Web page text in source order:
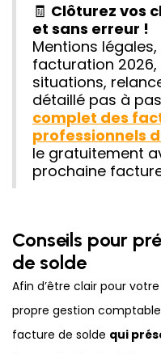
🧾 Clôturez vos
et sans erreur !
Mentions
facturation
situations,
détaillé pas à
complet des
professionnels
le gratuitement
prochaine
Conseils pour
de solde
Afin d’être clair pour
propre gestion
facture de solde qui